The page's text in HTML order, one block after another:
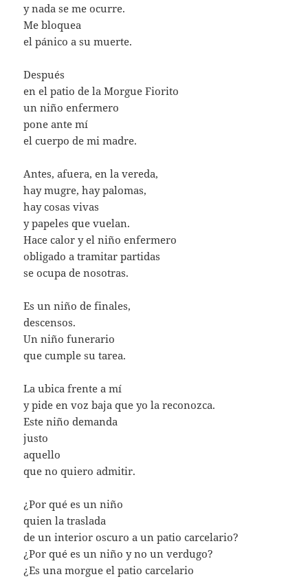
y nada se me ocurre.
Me bloquea
el pánico a su muerte.
Después
en el patio de la Morgue Fiorito
un niño enfermero
pone ante mí
el cuerpo de mi madre.
Antes, afuera, en la vereda,
hay mugre, hay palomas,
hay cosas vivas
y papeles que vuelan.
Hace calor y el niño enfermero
obligado a tramitar partidas
se ocupa de nosotras.
Es un niño de finales,
descensos.
Un niño funerario
que cumple su tarea.
La ubica frente a mí
y pide en voz baja que yo la reconozca.
Este niño demanda
justo
aquello
que no quiero admitir.
¿Por qué es un niño
quien la traslada
de un interior oscuro a un patio carcelario?
¿Por qué es un niño y no un verdugo?
¿Es una morgue el patio carcelario